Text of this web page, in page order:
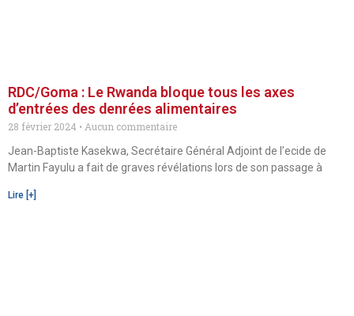
RDC/Goma : Le Rwanda bloque tous les axes
d’entrées des denrées alimentaires
28 février 2024
Aucun commentaire
Jean-Baptiste Kasekwa, Secrétaire Général Adjoint de l’ecide de
Martin Fayulu a fait de graves révélations lors de son passage à
Lire [+]